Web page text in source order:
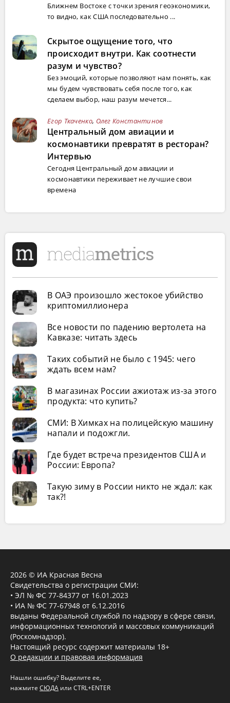
Ближнем Востоке с точки зрения геоэкономики,
то видно, как США последовательно ...
Скрытое ощущение того, что
происходит внутри. Как соотнести
разум и чувство?
Без эмоций, которые позволяют нам понять, как
мы будем чувствовать себя после того, как
сделаем выбор, наш разум мечется...
Егор Ткаченко, Олег Константинов
Центральный дом авиации и
космонавтики превратят в ресторан?
Интервью
Сегодня Центральный дом авиации и
космонавтики переживает не лучшие свои
времена
В ОАЭ произошло жестокое убийство
криптомиллионера
Все новости по падению вертолета на
Кавказе: читать здесь
Таких событий не было с 1945: чего
ждать всем нам?
В магазинах России ажиотаж из-за этого
продукта: что купить?
СМИ: В Химках на полицейскую машину
напали и подожгли.
Где будет встреча президентов США и
России: Европа?
Такую зиму в России никто не ждал: как
так?!
2026 © ИА Красная Весна
Свидетельства о регистрации СМИ:
• ЭЛ № ФС 77-84377 от 16.01.2023
• ИА № ФС 77-67948 от 6.12.2016
выданы Федеральной службой по надзору в сфере связи,
информационных технологий и массовых коммуникаций
(Роскомнадзор).
Настоящий ресурс содержит материалы 18+
О редакции и правовая информация
Нашли ошибку? Выделите ее,
нажмите СЮДА или CTRL+ENTER